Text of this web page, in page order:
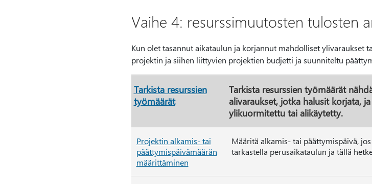
Vaihe 4: resurssimuutosten tulosten
Kun olet tasannut aikataulun ja korjannut mahdolliset ylivaraukset
projektin ja siihen liittyvien projektien budjetti ja suunniteltu
Tarkista resurssien
työmäärät
Tarkista resurssien työmäärät
alivaraukset, jotka halusit korjata,
ylikuormitettu tai alikäytetty.
Projektin alkamis- tai
päättymispäivämäärän
määrittäminen
Määritä alkamis- tai päättymispäivä,
tarkastella perusaikataulun ja tällä